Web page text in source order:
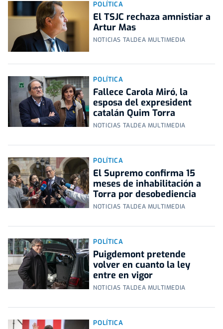
POLÍTICA
El TSJC rechaza amnistiar a
Artur Mas
NOTICIAS TALDEA MULTIMEDIA
POLÍTICA
Fallece Carola Miró, la
esposa del expresident
catalán Quim Torra
NOTICIAS TALDEA MULTIMEDIA
POLÍTICA
El Supremo confirma 15
meses de inhabilitación a
Torra por desobediencia
NOTICIAS TALDEA MULTIMEDIA
POLÍTICA
Puigdemont pretende
volver en cuanto la ley
entre en vigor
NOTICIAS TALDEA MULTIMEDIA
POLÍTICA